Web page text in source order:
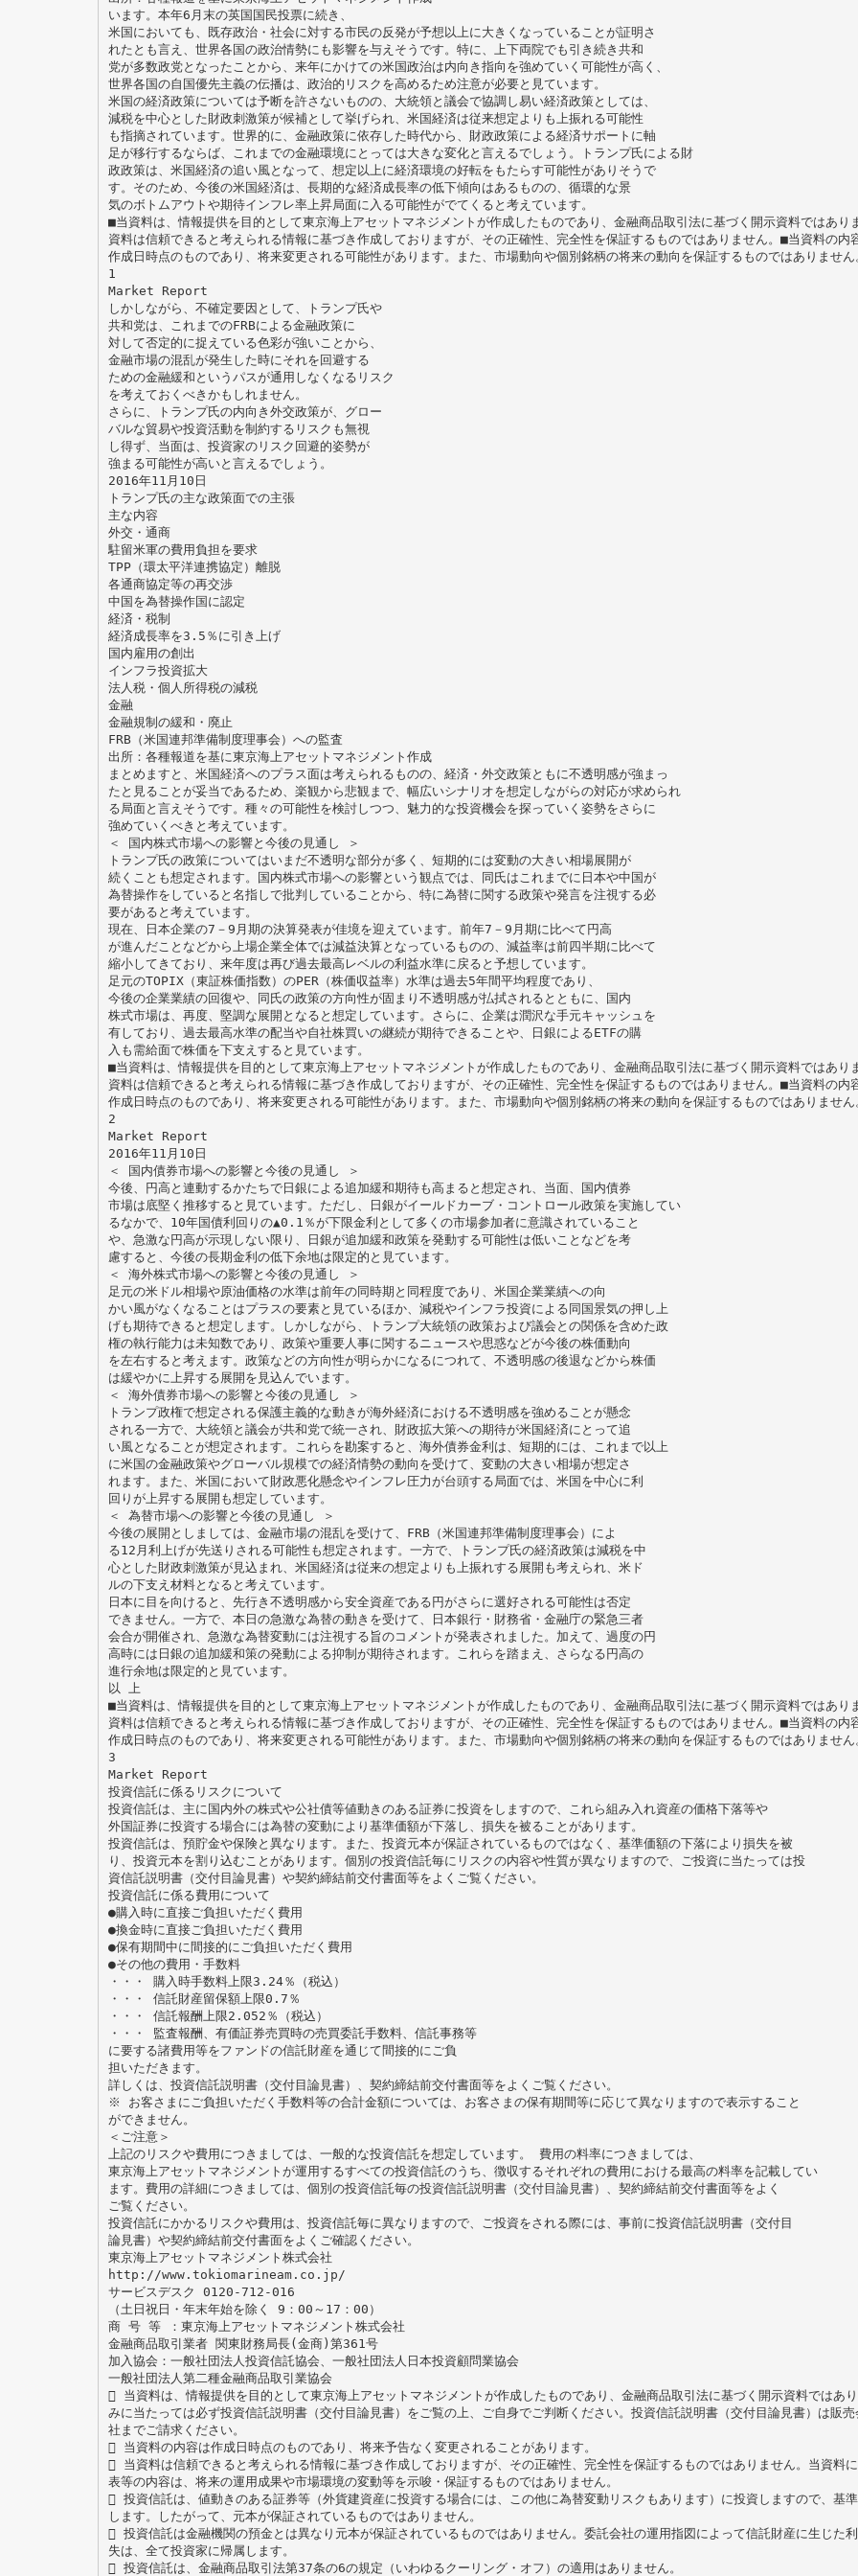
います。本年6月末の英国国民投票に続き、
米国においても、既存政治・社会に対する市民の反発が予想以上に大きくなっていることが証明さ
れたとも言え、世界各国の政治情勢にも影響を与えそうです。特に、上下両院でも引き続き共和
党が多数政党となったことから、来年にかけての米国政治は内向き指向を強めていく可能性が高く、
世界各国の自国優先主義の伝播は、政治的リスクを高めるため注意が必要と見ています。
米国の経済政策については予断を許さないものの、大統領と議会で協調し易い経済政策としては、
減税を中心とした財政刺激策が候補として挙げられ、米国経済は従来想定よりも上振れる可能性
も指摘されています。世界的に、金融政策に依存した時代から、財政政策による経済サポートに軸
足が移行するならば、これまでの金融環境にとっては大きな変化と言えるでしょう。トランプ氏による財
政政策は、米国経済の追い風となって、想定以上に経済環境の好転をもたらす可能性がありそうで
す。そのため、今後の米国経済は、長期的な経済成長率の低下傾向はあるものの、循環的な景
気のボトムアウトや期待インフレ率上昇局面に入る可能性がでてくると考えています。
■当資料は、情報提供を目的として東京海上アセットマネジメントが作成したものであり、金融商品取引法に基づく開示資料ではあり
資料は信頼できると考えられる情報に基づき作成しておりますが、その正確性、完全性を保証するものではありません。■当資料の内
作成日時点のものであり、将来変更される可能性があります。また、市場動向や個別銘柄の将来の動向を保証するものではありません
1
Market Report
しかしながら、不確定要因として、トランプ氏や
共和党は、これまでのFRBによる金融政策に
対して否定的に捉えている色彩が強いことから、
金融市場の混乱が発生した時にそれを回避する
ための金融緩和というパスが通用しなくなるリスク
を考えておくべきかもしれません。
さらに、トランプ氏の内向き外交政策が、グロー
バルな貿易や投資活動を制約するリスクも無視
し得ず、当面は、投資家のリスク回避的姿勢が
強まる可能性が高いと言えるでしょう。
2016年11月10日
トランプ氏の主な政策面での主張
主な内容
外交・通商
駐留米軍の費用負担を要求
TPP（環太平洋連携協定）離脱
各通商協定等の再交渉
中国を為替操作国に認定
経済・税制
経済成長率を3.5％に引き上げ
国内雇用の創出
インフラ投資拡大
法人税・個人所得税の減税
金融
金融規制の緩和・廃止
FRB（米国連邦準備制度理事会）への監査
出所：各種報道を基に東京海上アセットマネジメント作成
まとめますと、米国経済へのプラス面は考えられるものの、経済・外交政策ともに不透明感が強まっ
たと見ることが妥当であるため、楽観から悲観まで、幅広いシナリオを想定しながらの対応が求められ
る局面と言えそうです。種々の可能性を検討しつつ、魅力的な投資機会を探っていく姿勢をさらに
強めていくべきと考えています。
＜ 国内株式市場への影響と今後の見通し ＞
トランプ氏の政策についてはいまだ不透明な部分が多く、短期的には変動の大きい相場展開が
続くことも想定されます。国内株式市場への影響という観点では、同氏はこれまでに日本や中国が
為替操作をしていると名指しで批判していることから、特に為替に関する政策や発言を注視する必
要があると考えています。
現在、日本企業の7－9月期の決算発表が佳境を迎えています。前年7－9月期に比べて円高
が進んだことなどから上場企業全体では減益決算となっているものの、減益率は前四半期に比べて
縮小してきており、来年度は再び過去最高レベルの利益水準に戻ると予想しています。
足元のTOPIX（東証株価指数）のPER（株価収益率）水準は過去5年間平均程度であり、
今後の企業業績の回復や、同氏の政策の方向性が固まり不透明感が払拭されるとともに、国内
株式市場は、再度、堅調な展開となると想定しています。さらに、企業は潤沢な手元キャッシュを
有しており、過去最高水準の配当や自社株買いの継続が期待できることや、日銀によるETFの購
入も需給面で株価を下支えすると見ています。
■当資料は、情報提供を目的として東京海上アセットマネジメントが作成したものであり、金融商品取引法に基づく開示資料ではあり
資料は信頼できると考えられる情報に基づき作成しておりますが、その正確性、完全性を保証するものではありません。■当資料の内
作成日時点のものであり、将来変更される可能性があります。また、市場動向や個別銘柄の将来の動向を保証するものではありません
2
Market Report
2016年11月10日
＜ 国内債券市場への影響と今後の見通し ＞
今後、円高と連動するかたちで日銀による追加緩和期待も高まると想定され、当面、国内債券
市場は底堅く推移すると見ています。ただし、日銀がイールドカーブ・コントロール政策を実施してい
るなかで、10年国債利回りの▲0.1％が下限金利として多くの市場参加者に意識されていること
や、急激な円高が示現しない限り、日銀が追加緩和政策を発動する可能性は低いことなどを考
慮すると、今後の長期金利の低下余地は限定的と見ています。
＜ 海外株式市場への影響と今後の見通し ＞
足元の米ドル相場や原油価格の水準は前年の同時期と同程度であり、米国企業業績への向
かい風がなくなることはプラスの要素と見ているほか、減税やインフラ投資による同国景気の押し上
げも期待できると想定します。しかしながら、トランプ大統領の政策および議会との関係を含めた政
権の執行能力は未知数であり、政策や重要人事に関するニュースや思惑などが今後の株価動向
を左右すると考えます。政策などの方向性が明らかになるにつれて、不透明感の後退などから株価
は緩やかに上昇する展開を見込んでいます。
＜ 海外債券市場への影響と今後の見通し ＞
トランプ政権で想定される保護主義的な動きが海外経済における不透明感を強めることが懸念
される一方で、大統領と議会が共和党で統一され、財政拡大策への期待が米国経済にとって追
い風となることが想定されます。これらを勘案すると、海外債券金利は、短期的には、これまで以上
に米国の金融政策やグローバル規模での経済情勢の動向を受けて、変動の大きい相場が想定さ
れます。また、米国において財政悪化懸念やインフレ圧力が台頭する局面では、米国を中心に利
回りが上昇する展開も想定しています。
＜ 為替市場への影響と今後の見通し ＞
今後の展開としましては、金融市場の混乱を受けて、FRB（米国連邦準備制度理事会）によ
る12月利上げが先送りされる可能性も想定されます。一方で、トランプ氏の経済政策は減税を中
心とした財政刺激策が見込まれ、米国経済は従来の想定よりも上振れする展開も考えられ、米ド
ルの下支え材料となると考えています。
日本に目を向けると、先行き不透明感から安全資産である円がさらに選好される可能性は否定
できません。一方で、本日の急激な為替の動きを受けて、日本銀行・財務省・金融庁の緊急三者
会合が開催され、急激な為替変動には注視する旨のコメントが発表されました。加えて、過度の円
高時には日銀の追加緩和策の発動による抑制が期待されます。これらを踏まえ、さらなる円高の
進行余地は限定的と見ています。
以 上
■当資料は、情報提供を目的として東京海上アセットマネジメントが作成したものであり、金融商品取引法に基づく開示資料ではあり
資料は信頼できると考えられる情報に基づき作成しておりますが、その正確性、完全性を保証するものではありません。■当資料の内
作成日時点のものであり、将来変更される可能性があります。また、市場動向や個別銘柄の将来の動向を保証するものではありません
3
Market Report
投資信託に係るリスクについて
投資信託は、主に国内外の株式や公社債等値動きのある証券に投資をしますので、これら組み入れ資産の価格下落等や
外国証券に投資する場合には為替の変動により基準価額が下落し、損失を被ることがあります。
投資信託は、預貯金や保険と異なります。また、投資元本が保証されているものではなく、基準価額の下落により損失を被
り、投資元本を割り込むことがあります。個別の投資信託毎にリスクの内容や性質が異なりますので、ご投資に当たっては投
資信託説明書（交付目論見書）や契約締結前交付書面等をよくご覧ください。
投資信託に係る費用について
●購入時に直接ご負担いただく費用
●換金時に直接ご負担いただく費用
●保有期間中に間接的にご負担いただく費用
●その他の費用・手数料
・・・ 購入時手数料上限3.24％（税込）
・・・ 信託財産留保額上限0.7％
・・・ 信託報酬上限2.052％（税込）
・・・ 監査報酬、有価証券売買時の売買委託手数料、信託事務等
に要する諸費用等をファンドの信託財産を通じて間接的にご負
担いただきます。
詳しくは、投資信託説明書（交付目論見書）、契約締結前交付書面等をよくご覧ください。
※ お客さまにご負担いただく手数料等の合計金額については、お客さまの保有期間等に応じて異なりますので表示すること
ができません。
＜ご注意＞
上記のリスクや費用につきましては、一般的な投資信託を想定しています。 費用の料率につきましては、
東京海上アセットマネジメントが運用するすべての投資信託のうち、徴収するそれぞれの費用における最高の料率を記載してい
ます。費用の詳細につきましては、個別の投資信託毎の投資信託説明書（交付目論見書）、契約締結前交付書面等をよく
ご覧ください。
投資信託にかかるリスクや費用は、投資信託毎に異なりますので、ご投資をされる際には、事前に投資信託説明書（交付目
論見書）や契約締結前交付書面をよくご確認ください。
東京海上アセットマネジメント株式会社
http://www.tokiomarineam.co.jp/
サービスデスク 0120-712-016
（土日祝日・年末年始を除く 9：00～17：00）
商 号 等 ：東京海上アセットマネジメント株式会社
金融商品取引業者 関東財務局長(金商)第361号
加入協会：一般社団法人投資信託協会、一般社団法人日本投資顧問業協会
一般社団法人第二種金融商品取引業協会
 当資料は、情報提供を目的として東京海上アセットマネジメントが作成したものであり、金融商品取引法に基づく開示資料ではあ
みに当たっては必ず投資信託説明書（交付目論見書）をご覧の上、ご自身でご判断ください。投資信託説明書（交付目論見書）は販売
社までご請求ください。
 当資料の内容は作成日時点のものであり、将来予告なく変更されることがあります。
 当資料は信頼できると考えられる情報に基づき作成しておりますが、その正確性、完全性を保証するものではありません。当資料
表等の内容は、将来の運用成果や市場環境の変動等を示唆・保証するものではありません。
 投資信託は、値動きのある証券等（外貨建資産に投資する場合には、この他に為替変動リスクもあります）に投資しますので、基
します。したがって、元本が保証されているものではありません。
 投資信託は金融機関の預金とは異なり元本が保証されているものではありません。委託会社の運用指図によって信託財産に生じた
失は、全て投資家に帰属します。
 投資信託は、金融商品取引法第37条の6の規定（いわゆるクーリング・オフ）の適用はありません。